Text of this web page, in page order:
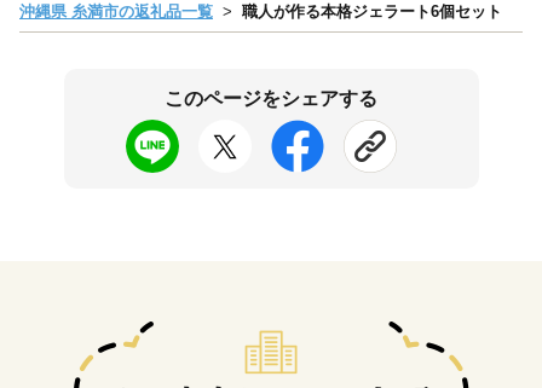
沖縄県 糸満市の返礼品一覧
職人が作る本格ジェラート6個セット
このページをシェアする